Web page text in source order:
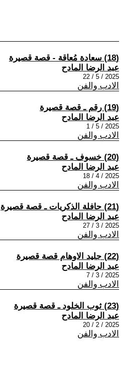
(18) سعادة مُعاقة - قصة قصيرة
عبد الرضا المادح
2025 / 5 / 22
الادب والفن
(19) رقم ـ قصة قصيرة
عبد الرضا المادح
2025 / 5 / 1
الادب والفن
(20) خسوف ـ قصة قصيرة
عبد الرضا المادح
2025 / 4 / 18
الادب والفن
(21) حافلة الذكريات ـ قصة قصيرة
عبد الرضا المادح
2025 / 3 / 27
الادب والفن
(22) جليد الاوهام قصة قصيرة
عبد الرضا المادح
2025 / 3 / 7
الادب والفن
(23) ثوب الخلود ـ قصة قصيرة
عبد الرضا المادح
2025 / 2 / 20
الادب والفن